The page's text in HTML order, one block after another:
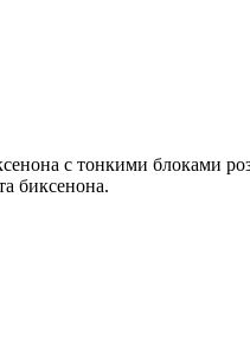
с тонкими блоками
биксенона.